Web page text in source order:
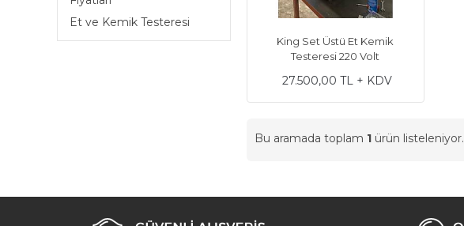
Et ve Kemik Testeresi
King Set Üstü Et Kemik
Testeresi 220 Volt
27.500,00 TL + KDV
Bu aramada toplam 1 ürün listeleniyor.